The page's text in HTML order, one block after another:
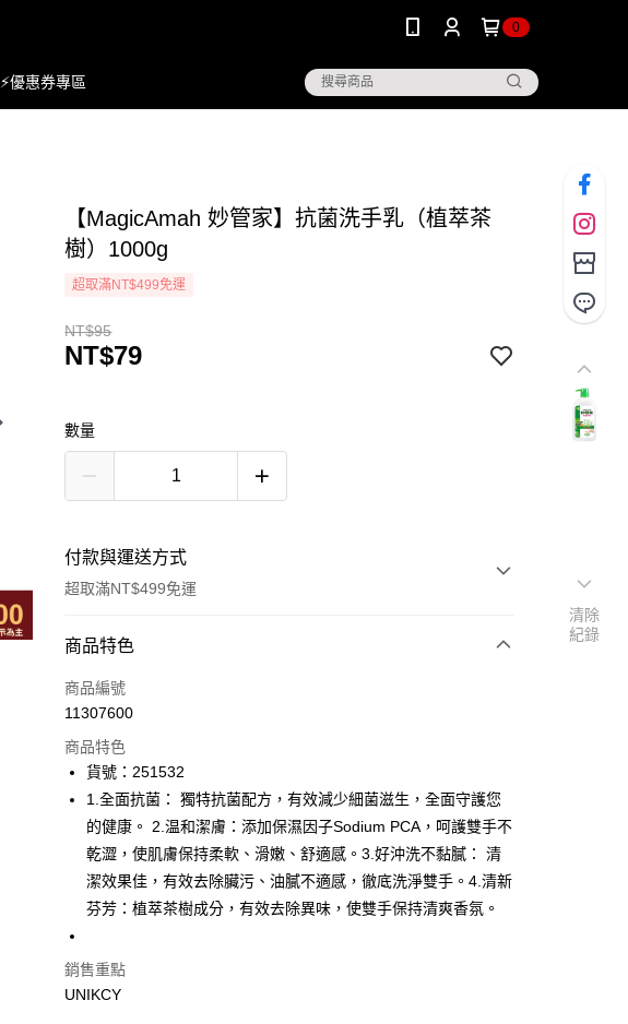
0
⚡優惠券專區
【MagicAmah 妙管家】抗菌洗手乳（植萃茶
樹）1000g
超取滿NT$499免運
NT$95
NT$79
數量
付款與運送方式
超取滿NT$499免運
付款方式
icash Pay
超商取貨付款
LINE Pay
Apple Pay
街口支付
Google Pay
商品特色
商品編號
11307600
商品特色
貨號：251532
1.全面抗菌： 獨特抗菌配方，有效減少細菌滋生，全面守護您
的健康。 2.温和潔膚：添加保濕因子Sodium PCA，呵護雙手不
乾澀，使肌膚保持柔軟、滑嫩、舒適感。3.好沖洗不黏膩： 清
潔效果佳，有效去除臟污、油膩不適感，徹底洗淨雙手。4.清新
芬芳：植萃茶樹成分，有效去除異味，使雙手保持清爽香氛。
銷售重點
UNIKCY
清除
紀錄